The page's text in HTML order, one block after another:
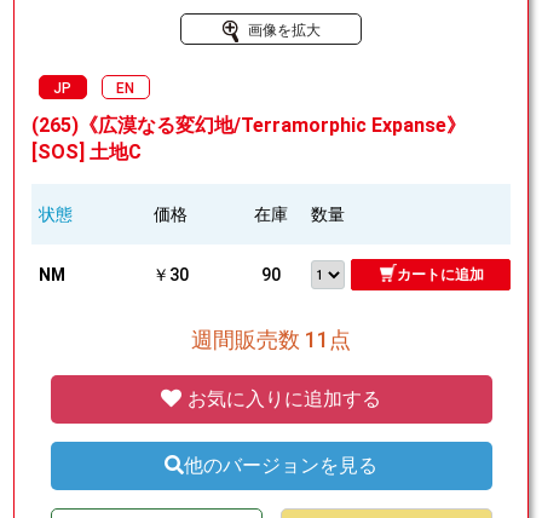
画像を拡大
JP EN
(265)《広漠なる変幻地/Terramorphic Expanse》
[SOS] 土地C
状態 価格 在庫 数量
NM ￥30 90 カートに追加
週間販売数 11点
お気に入りに追加する
他のバージョンを見る